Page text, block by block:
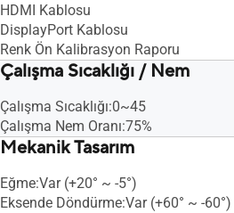
HDMI Kablosu
DisplayPort Kablosu
Renk Ön Kalibrasyon Raporu
Çalışma Sıcaklığı / Nem
Çalışma Sıcaklığı:0~45
Çalışma Nem Oranı:75%
Mekanik Tasarım
Eğme:Var (+20° ~ -5°)
Eksende Döndürme:Var (+60° ~ -60°)